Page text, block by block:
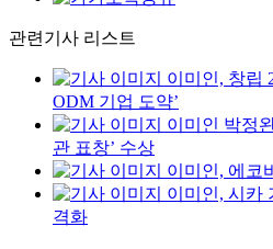
관련기사 리스트
이미인, 창립
ODM 기업 도약’
이미인 박정
관 표창’ 수상
이미인, 에코
이미인, 시카
격화